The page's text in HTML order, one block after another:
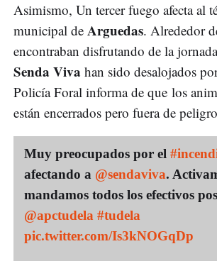
Asimismo, Un tercer fuego afecta al
municipal de Arguedas. Alrededor
encontraban disfrutando de la
Senda Viva han sido desalojados
Policía Foral informa de que los
están encerrados pero fuera de
Muy preocupados por el
afectando a @sendaviva.
mandamos todos los efectivos
@apctudela #tudela
pic.twitter.com/Is3kNOGqDp